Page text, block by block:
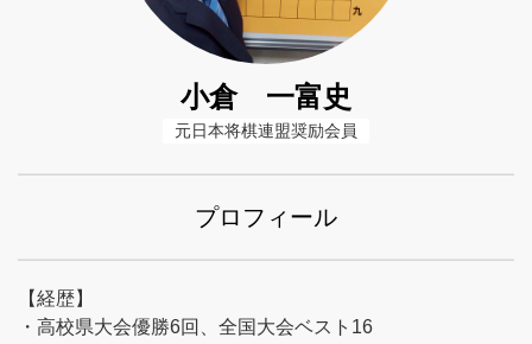
小倉 一富史
元日本将棋連盟奨励会員
プロフィール
【経歴】
・高校県大会優勝6回、全国大会ベスト16